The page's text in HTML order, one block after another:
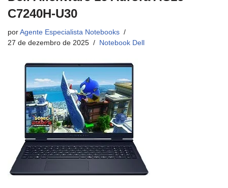
C7240H-U30
por Agente Especialista Notebooks
27 de dezembro de 2025
Notebook Dell